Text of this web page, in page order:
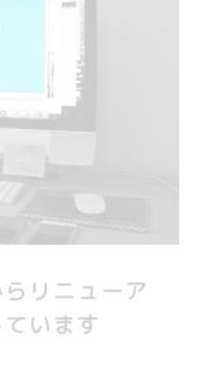
リニューア
います